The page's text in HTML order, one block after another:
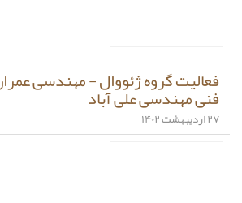
فعالیت گروه ژئووال - مهندسی
فنی مهندسی علی آباد
۲۷ اردیبهشت ۱۴۰۲